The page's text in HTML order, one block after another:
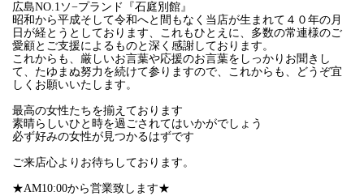
広島NO.1ソ−プランド『石庭別館』
昭和から平成そして令和へと間もなく当店が生まれて４０年の月
日が経とうとしております、これもひとえに、多数の常連様のご
愛顧とご支援によるものと深く感謝しております。
これからも、厳しいお言葉や応援のお言葉をしっかりお聞きし
て、たゆまぬ努力を続けて参りますので、これからも、どうぞ宜
しくお願いいたします。
最高の女性たちを揃えております
素晴らしいひと時を過ごされてはいかがでしょう
必ず好みの女性が見つかるはずです
ご来店心よりお待ちしております。
★AM10:00から営業致します★